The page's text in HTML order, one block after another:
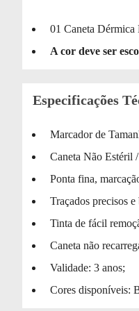
01 Caneta
A cor deve ser
Especificações
Marcador de
Caneta Não Estéril
Ponta fina,
Traçados precisos
Tinta de fácil
Caneta não
Validade: 3 anos;
Cores disponíveis: